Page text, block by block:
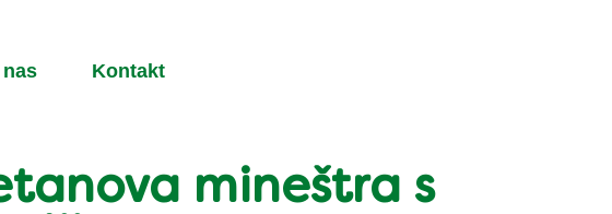
nas Kontakt
mineštra s